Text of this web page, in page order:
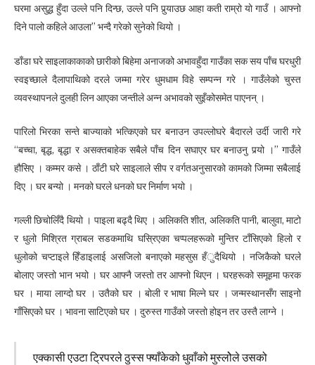
घरमा असुद्ध हुँदा उल्ले पनि दिन्छ, उल्ले पनि पुर्‍याउछ आहा कती राम्रो यो गाउँ । आफ्नो
दिने पालो कहिले आउला” भन्दै गरेको सुनेको थियो ।
डाँडा घरे साइलाकाकाको छारीको बिहेमा अनाजको अभावहुँदा गाउँका सक सय पाँच घरधुरी
स्वइच्छाले दैलापाथिको दरले जम्मा गरेर धुमधाम विहे सम्पन्न गरे । गाउँलेको चुस्त
व्यवस्थापनले दुलही लिन आएका जन्तीले अन्न अभावको सुइँकोसमेत पाएनन् ।
पारिलो भिरका सन्ते बाज्याको भत्किएको घर बनाउन उपल्लोघरे बैदारले उर्दी जारी गरे
“बच्चा, बृद्ध, बृद्धा र असक्तबाहेक सबैले पाँच दिन सघाएर घर बनाउनु पर्‍यो ।” गाउँले
हौसिए । कम्मर कसे । ठाँटी घरे साइलाले सीप र वर्गतअनुसारको कामको जिम्मा सबैलाई
दिए । घर बन्यो । मनको घरले धनको घर निर्माण भयो ।
गल्ली छिचोलिँदै थियो । पाइला बढ्दै थिए । अलिकति शीत, अलिकति पानी, बालुवा, माटो
र धुलो मिश्रित ग्राबल सडकमाथि घस्रिएका चप्पलहरूको मुन्तिर टाँसिएको हिलो र
धुलोको चप्टाइले हिँडाइलाई असजिलो बनाएको महसुस हँुदैथियो । नजिकैको घरले
बोलाए जस्तो भान भयो । घर आफ्नै जस्तो तर आफ्नो थिएन । घरहरूको समूहमा फरक
घर । माया लाग्दो घर । उतैको घर । बोली र भाषा मिल्ने घर । जन्मस्थानसँग साइनो
गाँसिएको घर । भावना साटिएको घर । दुरुस्त गाउँको जस्तो होइन तर उस्तै लाग्ने ।
एक्कासी एउटा ट्रिपरले ठुस्स फ्याँकेको धुवाँको मुस्लोेले उसको